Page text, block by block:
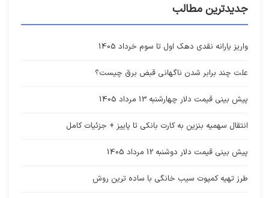
جدیدترین مطالب
واریز یارانه نقدی دهک اول تا سوم خرداد 1405
علت چند برابر شدن ناگهانی قبض برق چیست؟
پیش بینی قیمت دلار چهارشنبه 13 مرداد 1405
انتقال سهمیه بنزین به کارت بانکی تا پاییز + جزئیات کامل
پیش بینی قیمت دلار دوشنبه 12 مرداد 1405
طرز تهیه کمپوت سیب خانگی با ساده ترین روش